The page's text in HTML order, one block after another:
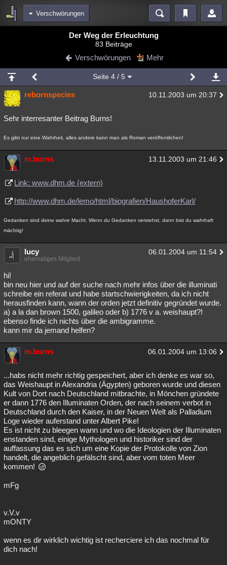
Verschwörungen
Blogs
Chat Wiki Neuigkeiten
meine Rubriken
Menschen Wissenschaft Mystery Kriminalfälle
Spiritualität Verschwörungen
Natur Umfragen Unterhaltung
weitere Rubriken
Philosophie
Astronomie Helpdesk Gruppen
Musik Clash Verbesserungen Allmystery English
Übersichten
Lesenswert Schlüsselwörter
Der Weg der Erleuchtung
83 Beiträge
Verschwörungen Mehr
Seite 4/ 5
rebornspecies 10.11.2003 um 20:37
Sehr interresanter Beitrag Burns!
Es gibt nur eine Wahrheit, alles andere kann man als Roman veröffentlichen!
m.burns 13.11.2003 um 21:46
Link: www.dhm.de (extern)
http://www.dhm.de/lemo/html/biografien/HaushoferKarl/
Gedanken sind deine wahre Macht. Wenn du Gedanken verstehst, dann bist du wahrhaft
mächtig!
lucy 06.01.2004 um 11:54
ehemaliges Mitglied
hi!
bin neu hier und auf der suche nach mehr infos über die illuminati
schreibe ein referat und habe startschwierigkeiten, da ich nicht
herausfinden kann, wann der orden jetzt definitiv gegründet wurde.
a) a la dan brown 1500, galileo oder b) 1776 v a. weishaupt?!
ebenso finde ich nichts über die ambigramme.
kann mir da jemand helfen?
m.burns 06.01.2004 um 13:06
...habs nicht mehr richtig gespeichert, aber ich denke es war so,
das Weishaupt in Alexandria (Ägypten) geboren wurde und diesen
Kult von Dort nach Deutschland mitbrachte, in Mönchen gründete
er dann 1776 den Illuminaten Orden, der nach seinem verbot in
Deutschland durch den Kaiser, in der Neuen Welt als Palladium
Loge wieder auferstand unter Albert Pike!
Es ist nicht zu bleegen wann und wo die Ideologien der Illuminaten
enstanden sind, einige Mythologen und historiker sind der
auffassung das es sich um eine Kopie der Protokolle von Zion
handelt, die angeblich gefälscht sind, aber vom toten Meer
kommen!
mFg
v.V.v
mONTY
wenn es dir wirklich wichtig ist recherciere ich das nochmal für
dich nach!